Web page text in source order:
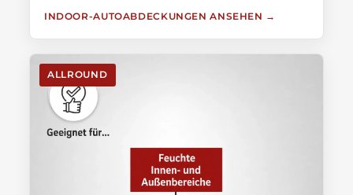
INDOOR-AUTOABDECKUNGEN ANSEHEN
ALLROUND